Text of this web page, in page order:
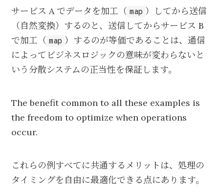
サービス A でデータを加工（ map ）してから送信
（自然変換）するのと、送信してからサービス B
で加工（ map ）するのが等価であることは、通信
によってビジネスロジックの意味が変わらないと
いう分散システムの正当性を保証します。
The benefit common to all these examples is
the freedom to optimize when operations
occur.
これらの例すべてに共通するメリットは、処理の
タイミングを自由に最適化できる点にあります。